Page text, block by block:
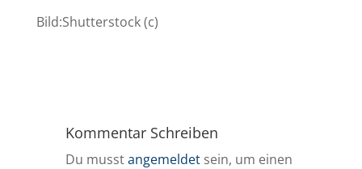
Bild:Shutterstock (c)
Kommentar Schreiben
Du musstangemeldetsein, um einen